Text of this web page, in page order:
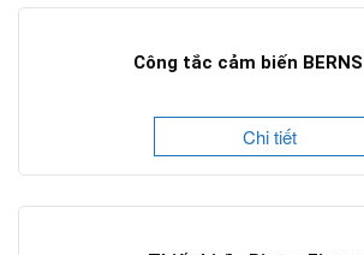
Công tắc cảm biến
Chi tiết